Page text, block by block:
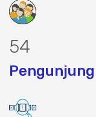
69
Pengunjung